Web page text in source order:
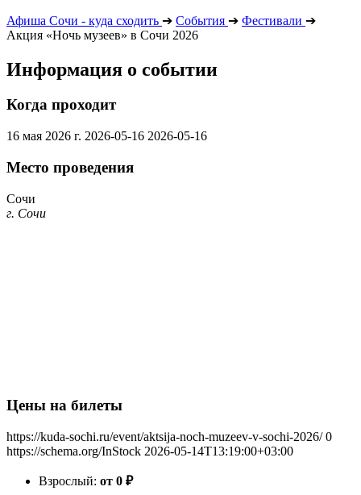
Афиша Сочи - куда сходить ➔ События ➔ Фестивали ➔
Акция «Ночь музеев» в Сочи 2026
Информация о событии
Когда проходит
16 мая 2026 г. 2026-05-16 2026-05-16
Место проведения
Сочи
г. Сочи
Цены на билеты
https://kuda-sochi.ru/event/aktsija-noch-muzeev-v-sochi-2026/ 0
https://schema.org/InStock 2026-05-14T13:19:00+03:00
Взрослый: от 0 ₽